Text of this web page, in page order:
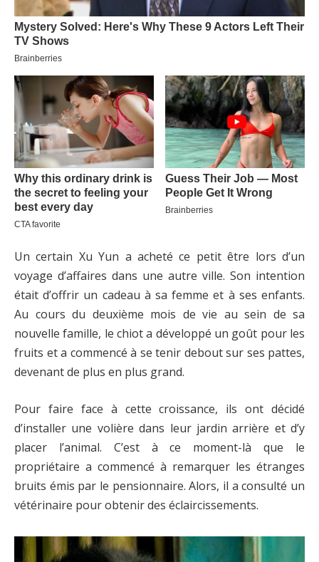
Un certain Xu Yun a acheté ce petit être lors d’un
voyage d’affaires dans une autre ville. Son intention
était d’offrir un cadeau à sa femme et à ses enfants.
Au cours du deuxième mois de vie au sein de sa
nouvelle famille, le chiot a développé un goût pour les
fruits et a commencé à se tenir debout sur ses pattes,
devenant de plus en plus grand.
Pour faire face à cette croissance, ils ont décidé
d’installer une volière dans leur jardin arrière et d’y
placer l’animal. C’est à ce moment-là que le
propriétaire a commencé à remarquer les étranges
bruits émis par le pensionnaire. Alors, il a consulté un
vétérinaire pour obtenir des éclaircissements.